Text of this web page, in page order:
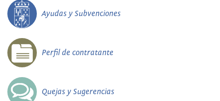
Ayudas y Subvenciones
Perfil de contratante
Quejas y Sugerencias